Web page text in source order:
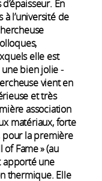
En
l’université de
elle est
une bien jolie
vient en
et très
association
matériaux, forte
pour la première
Fame » (au
apporté une
thermique. Elle